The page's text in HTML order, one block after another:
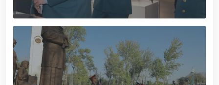
avlod uchrashuvi” hamda “Bizning qahramonlar”
kitobining taqdimotiga bag‘ishlangan tadbir tashkil
etildi.// “Men G‘olib Run” yugurish musobaqasida
gvardiyachilar faxrli o'rinlarni egallashdi.//
Hamkorlikdagi profilaktik tadbirlar davom
ettirilmoqda. Xavfsiz muhitni ta’minlashga
qaratilgan chora-tadbirlar Milliy gvardiya
qo‘mondoni general-polkovnik B. Tashmatov